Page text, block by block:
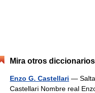
Mira otros
Enzo G. Castellari —
Castellari Nombre real